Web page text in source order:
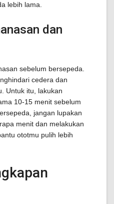
lebih lama.
dan
sebelum bersepeda.
cedera dan
Untuk itu, lakukan
10-15 menit sebelum
jangan lupakan
menit dan melakukan
ototmu pulih lebih